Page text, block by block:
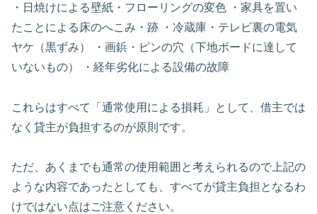
・日焼けによる壁紙・フローリングの変色 ・家具を置い
たことによる床のへこみ・跡 ・冷蔵庫・テレビ裏の電気
ヤケ（黒ずみ） ・画鋲・ピンの穴（下地ボードに達して
いないもの） ・経年劣化による設備の故障
これらはすべて「通常使用による損耗」として、借主では
なく貸主が負担するのが原則です。
ただ、あくまでも通常の使用範囲と考えられるので上記の
ような内容であったとしても、すべてが貸主負担となるわ
けではない点はご注意ください。